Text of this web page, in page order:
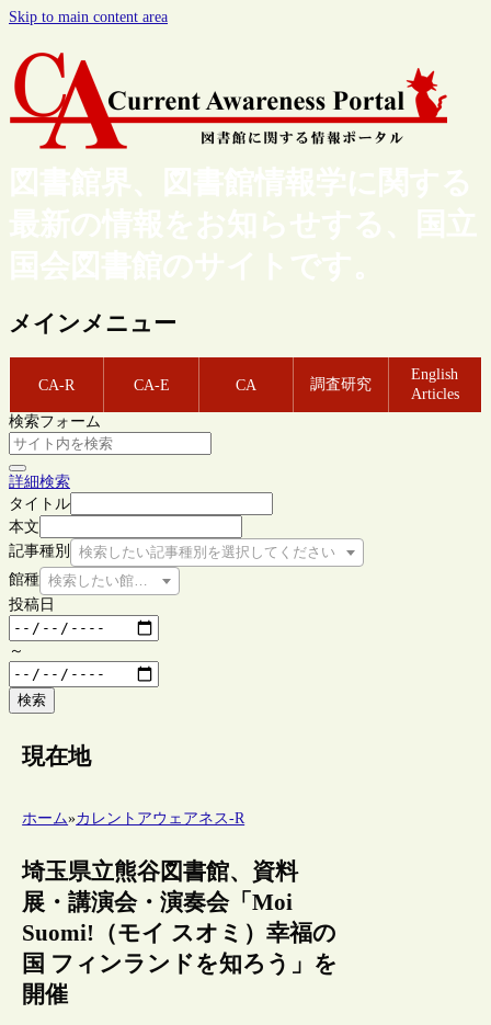
Skip to main content area
図書館界、図書館情報学に関する
最新の情報をお知らせする、国立
国会図書館のサイトです。
メインメニュー
CA-R CA-E CA 調査研究
English
Articles
検索フォーム
詳細検索
タイトル
本文
記事種別
検索したい記事種別を選択してください
館種 検索したい館種を選択してください
投稿日
～
検索
現在地
ホーム»カレントアウェアネス-R
埼玉県立熊谷図書館、資料
展・講演会・演奏会「Moi
Suomi!（モイ スオミ）幸福の
国 フィンランドを知ろう」を
開催